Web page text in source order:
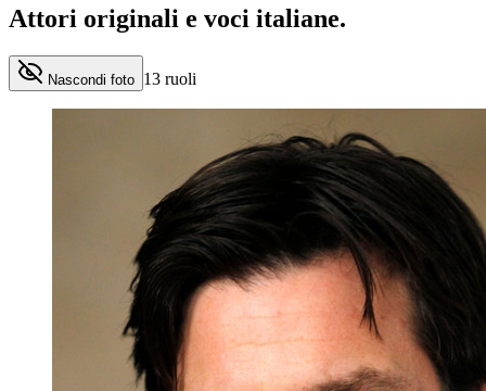
Attori originali e voci italiane.
Nascondi foto 13 ruoli